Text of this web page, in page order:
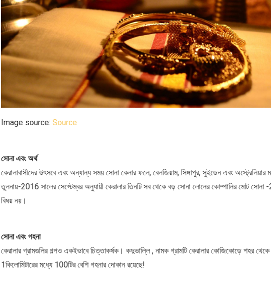
Image source: Source
সোনা এবং অর্থ
কেরালাবাসীদের উৎসবে এবং অন্যান্য সময় সোনা কেনার ফলে, বেলজিয়াম, সিঙ্গাপুর, সুইডেন এবং অস্ট্রেলিয়ার
তুলনায়-2016 সালের সেপ্টেম্বর অনুযায়ী কেরালার তিনটি সব থেকে বড় সোনা লোনের কোম্পানির মোট সোনা -
বিষয় নয়।
সোনা এবং গহনা
কেরালার গ্রামগুলির গল্পও একইভাবে চিত্তাকর্ষক। কদুভাল্লি , নামক গ্রামটি কেরালার কোজিকোড়ে শহর
1কিলোমিটারের মধ্যে 100টির বেশি গহনার দোকান রয়েছে!